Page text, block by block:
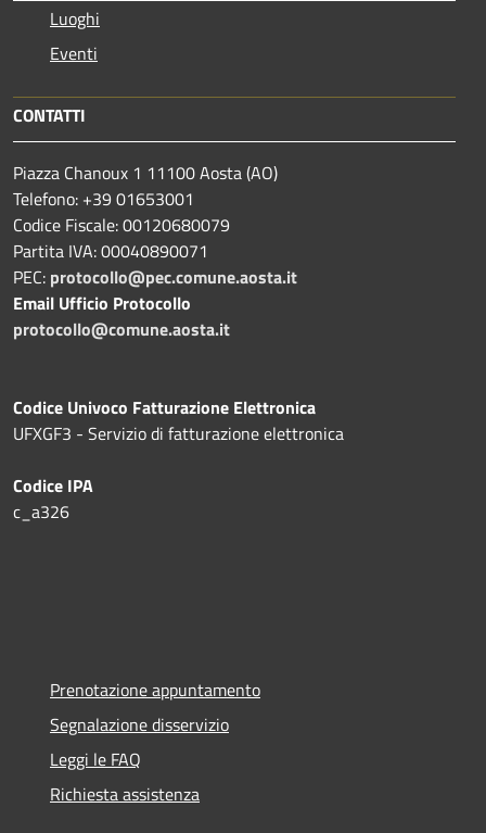
Luoghi
Eventi
CONTATTI
Piazza Chanoux 1 11100 Aosta (AO)
Telefono: +39 01653001
Codice Fiscale: 00120680079
Partita IVA: 00040890071
PEC: protocollo@pec.comune.aosta.it
Email Ufficio Protocollo
protocollo@comune.aosta.it
Codice Univoco Fatturazione Elettronica
UFXGF3 - Servizio di fatturazione elettronica
Codice IPA
c_a326
Prenotazione appuntamento
Segnalazione disservizio
Leggi le FAQ
Richiesta assistenza